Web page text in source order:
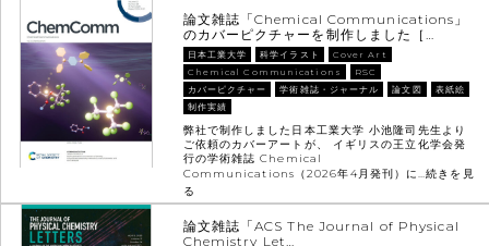
論文雑誌「Chemical Communications」
のカバーピクチャーを制作しました［…
日本工業大学 科学イラスト
Cover Art
Chemical Communications
RSC
カバーピクチャー
学術雑誌・ジャーナル 論文図
表紙絵
制作実績
弊社で制作しました日本工業大学 小池隆司先生より
ご依頼のカバーアートが、 イギリスの王立化学会発
行の学術雑誌 Chemical
Communications（2026年4月発刊）に…続きを見
る
論文雑誌「ACS The Journal of Physical
Chemistry Let…